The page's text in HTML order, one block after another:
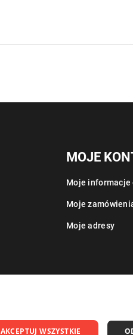
MOJE
Moje informacje
Moje
Moje adresy
AKCEPTUJ WSZYSTKIE